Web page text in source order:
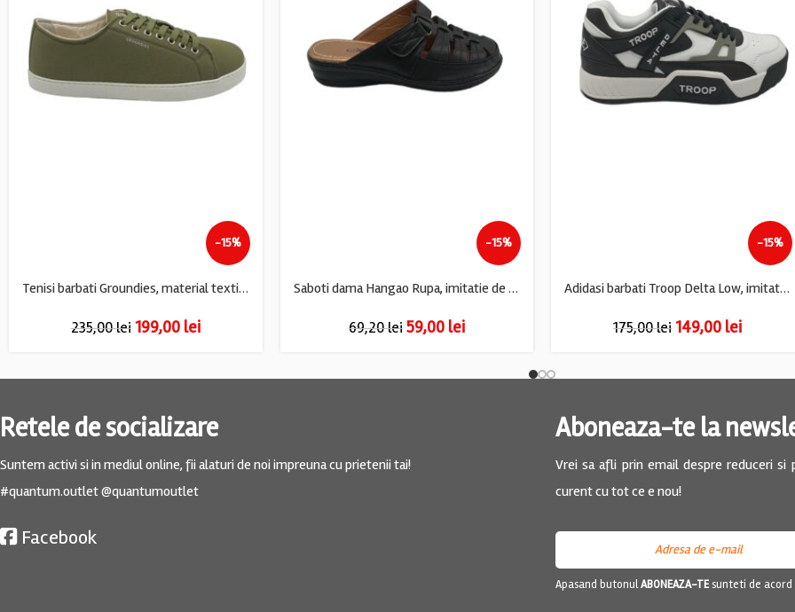
-15%
Tenisi barbati Groundies, material textil, verde
235,00lei 199,00 lei
-15%
Saboti dama Hangao Rupa, imitatie de piele, negru
69,20lei 59,00 lei
-15%
Adidasi barbati Troop Delta Low, imitatie de piele, alb negru
175,00lei 149,00 lei
Retele de socializare
Suntem activi si in mediul online, fii alaturi de noi impreuna cu prietenii tai!
#quantum.outlet @quantumoutlet
Facebook
Aboneaza-te la
Vrei sa afli prin email despre reduceri
curent cu tot ce e nou!
Apasand butonulABONEAZA-TEsunteti de acord